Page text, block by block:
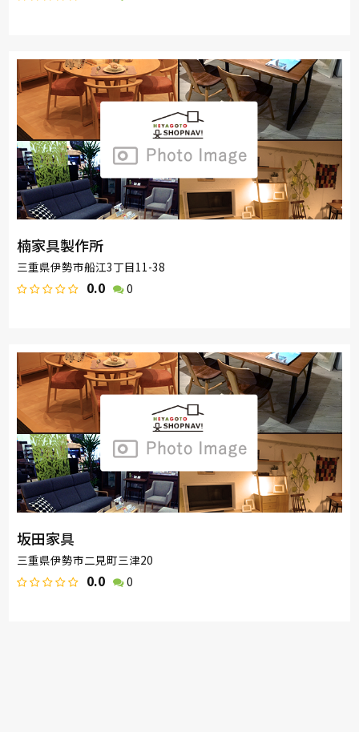
楠家具製作所
三重県伊勢市船江3丁目11-38
0.0 0
坂田家具
三重県伊勢市二見町三津20
0.0 0